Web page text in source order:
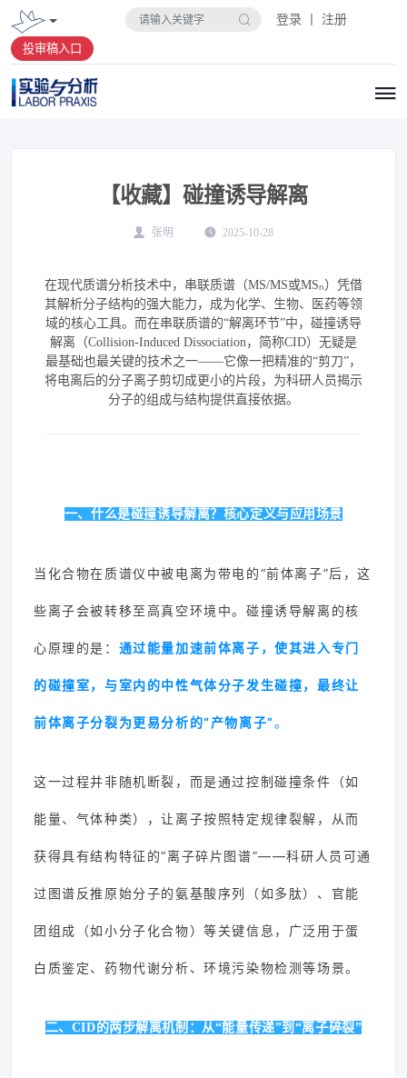
登录 丨 注册
投审稿入口
【收藏】碰撞诱导解离
张明 2025-10-28
在现代质谱分析技术中，串联质谱（MS/MS或MSₙ）凭借
其解析分子结构的强大能力，成为化学、生物、医药等领
域的核心工具。而在串联质谱的“解离环节”中，碰撞诱导
解离（Collision-Induced Dissociation，简称CID）无疑是
最基础也最关键的技术之一——它像一把精准的“剪刀”，
将电离后的分子离子剪切成更小的片段，为科研人员揭示
分子的组成与结构提供直接依据。
一、什么是碰撞诱导解离？核心定义与应用场景
当化合物在质谱仪中被电离为带电的“前体离子”后，这
些离子会被转移至高真空环境中。碰撞诱导解离的核
心原理的是： 通过能量加速前体离子，使其进入专门
的碰撞室，与室内的中性气体分子发生碰撞，最终让
前体离子分裂为更易分析的“产物离子”。
这一过程并非随机断裂，而是通过控制碰撞条件（如
能量、气体种类），让离子按照特定规律裂解，从而
获得具有结构特征的“离子碎片图谱”——科研人员可通
过图谱反推原始分子的氨基酸序列（如多肽）、官能
团组成（如小分子化合物）等关键信息，广泛用于蛋
白质鉴定、药物代谢分析、环境污染物检测等场景。
二、CID的两步解离机制：从“能量传递”到“离子碎裂”